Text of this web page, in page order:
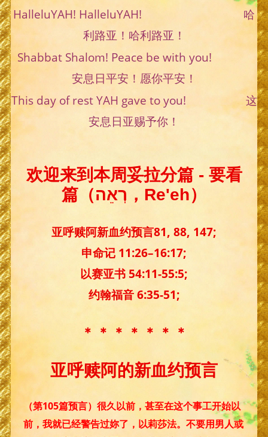
HalleluYAH! HalleluYAH! 哈
利路亚！哈利路亚！
Shabbat Shalom! Peace be with you!
安息日平安！愿你平安！
This day of rest YAH gave to you! 这
安息日亚赐予你！
欢迎来到本周妥拉分篇 - 要看
篇（רְאֵה，Re'eh）
亚呼赎阿新血约预言81, 88, 147;
申命记 11:26–16:17;
以赛亚书 54:11-55:5;
约翰福音 6:35-51;
＊ ＊ ＊ ＊ ＊ ＊ ＊
亚呼赎阿的新血约预言
（第105篇预言）很久以前，甚至在这个事工开始以
前，我就已经警告过妳了，以莉莎法。不要用男人或